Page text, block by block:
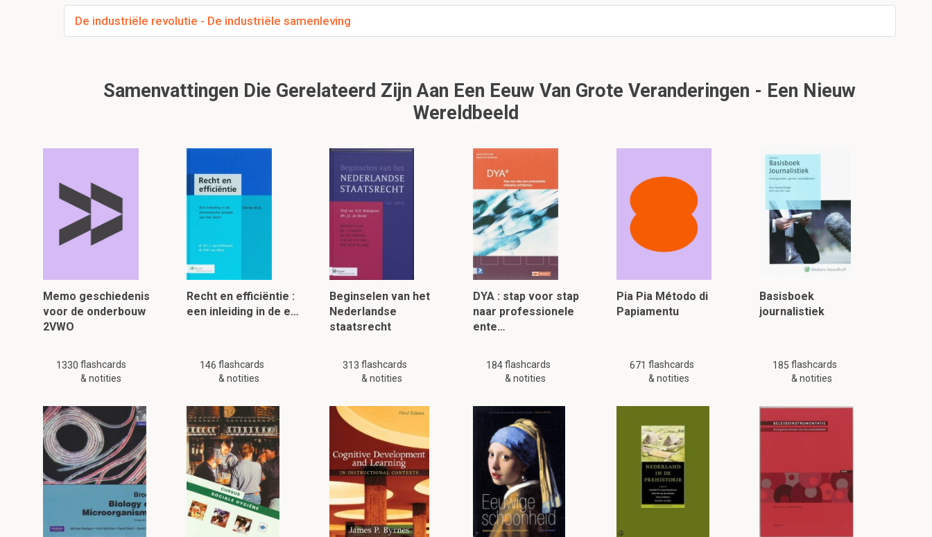
De industriële revolutie - De industriële samenleving
Samenvattingen Die Gerelateerd Zijn Aan Een Eeuw Van Grote Veranderingen - Een Nieuw
Wereldbeeld
Memo geschiedenis
voor de onderbouw
2VWO
1330 flashcards
& notities
Recht en efficiëntie :
een inleiding in de e…
146 flashcards
& notities
Beginselen van het
Nederlandse
staatsrecht
313 flashcards
& notities
DYA : stap voor stap
naar professionele
ente…
184flashcards
& notities
Pia Pia Método di
Papiamentu
671 flashcards
& notities
Basisboek
journalistiek
185 flashcards
& notities